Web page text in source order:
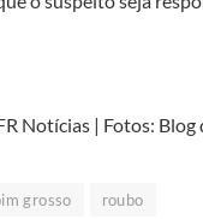
Notícias | Fotos: Blog
grosso roubo